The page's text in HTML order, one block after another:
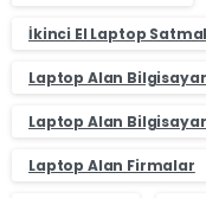
İkinci El Laptop
Laptop Alan
Laptop Alan
Laptop Alan Firmalar